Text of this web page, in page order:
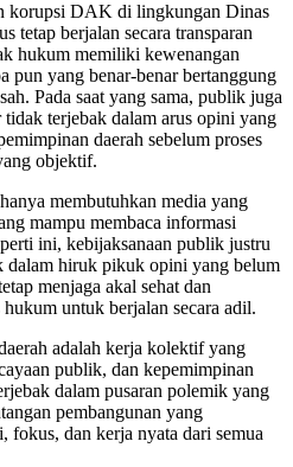
korupsi DAK di lingkungan Dinas
tetap berjalan secara transparan
hukum memiliki kewenangan
pun yang benar-benar bertanggung
Pada saat yang sama, publik juga
tidak terjebak dalam arus opini yang
daerah sebelum proses
objektif.
membutuhkan media yang
mampu membaca informasi
ini, kebijaksanaan publik justru
dalam hiruk pikuk opini yang belum
menjaga akal sehat dan
untuk berjalan secara adil.
adalah kerja kolektif yang
publik, dan kepemimpinan
dalam pusaran polemik yang
pembangunan yang
fokus, dan kerja nyata dari semua